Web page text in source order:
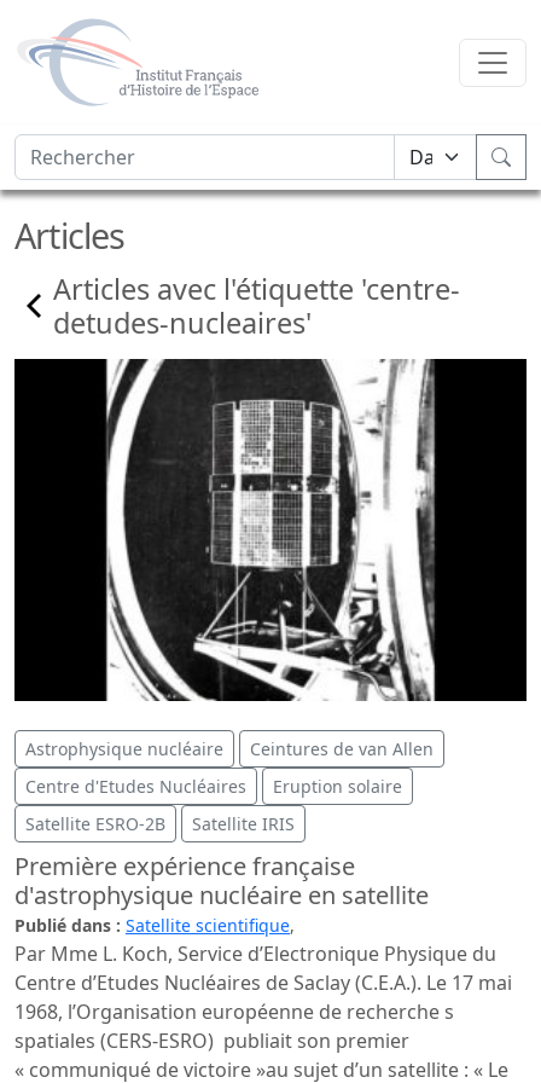
Articles
Articles avec l'étiquette 'centre-
detudes-nucleaires'
Astrophysique nucléaire
Ceintures de van Allen
Centre d'Etudes Nucléaires
Eruption solaire
Satellite ESRO-2B
Satellite IRIS
Première expérience française
d'astrophysique nucléaire en satellite
Publié dans : Satellite scientifique,
Par Mme L. Koch, Service d’Electronique Physique du
Centre d’Etudes Nucléaires de Saclay (C.E.A.). Le 17 mai
1968, l’Organisation européenne de recherche s
spatiales (CERS-ESRO) publiait son premier
« communiqué de victoire »au sujet d’un satellite : « Le